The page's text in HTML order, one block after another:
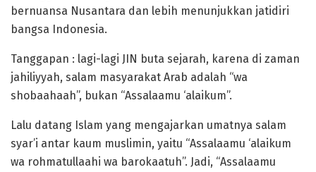
bernuansa Nusantara dan lebih menunjukkan jatidiri
bangsa Indonesia.
Tanggapan : lagi-lagi JIN buta sejarah, karena di zaman
jahiliyyah, salam masyarakat Arab adalah “wa
shobaahaah”, bukan “Assalaamu ‘alaikum”.
Lalu datang Islam yang mengajarkan umatnya salam
syar’i antar kaum muslimin, yaitu “Assalaamu ‘alaikum
wa rohmatullaahi wa barokaatuh”. Jadi, “Assalaamu